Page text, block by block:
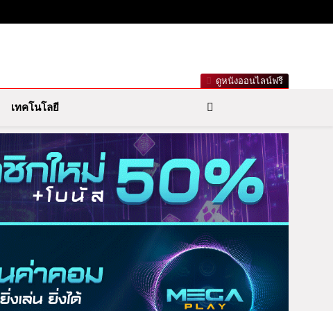
าะกระแสดารา ข่าวกีฬารอบโลก เลขเด็ดหวยดัง ตรวจหวย
ดูหนังออนไลน์ฟรี
เทคโนโลยี